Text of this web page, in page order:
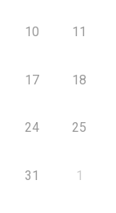
10 11
17 18
24 25
31 1